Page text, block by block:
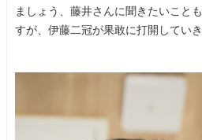
ましょう、藤井さんに聞きたいこと
すが、伊藤二冠が果敢に打開していき